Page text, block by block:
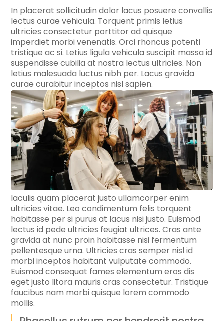
In placerat sollicitudin dolor lacus posuere convallis
lectus curae vehicula. Torquent primis letius
ultricies consectetur porttitor ad quisque
imperdiet morbi venenatis. Orci rhoncus potenti
tristique ac si. Letius ligula vehicula suscipit massa id
suspendisse cubilia at nostra lectus ultricies. Non
letius malesuada luctus nibh per. Lacus gravida
curae curabitur inceptos nisl sapien.
Iaculis quam placerat justo ullamcorper enim
ultricies vitae. Leo condimentum felis torquent
habitasse per si purus at lacus nisi justo. Euismod
lectus id pede ultricies feugiat ultrices. Cras ante
gravida at nunc proin habitasse nisi fermentum
pellentesque urna. Ultricies cras semper nisl id
morbi inceptos habitant vulputate commodo.
Euismod consequat fames elementum eros dis
eget justo litora mauris cras consectetur. Tristique
faucibus nam morbi quisque lorem commodo
mollis.